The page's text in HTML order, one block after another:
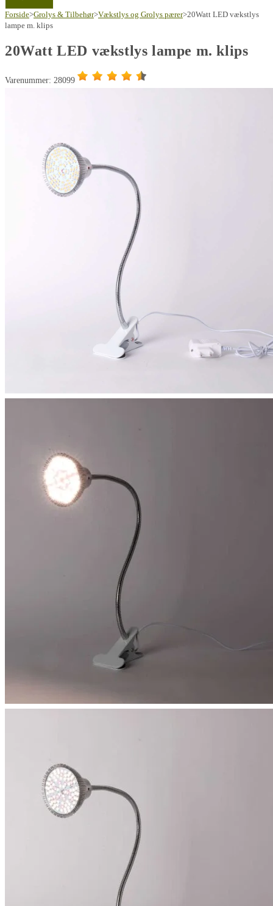
Forside>Grolys & Tilbehør>Vækstlys og Grolys pærer>20Watt LED vækstlys
lampe m. klips
20Watt LED vækstlys lampe m. klips
Varenummer: 28099